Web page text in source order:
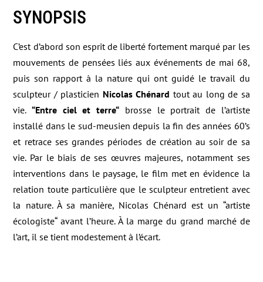
SYNOPSIS
C’est d’abord son esprit de liberté fortement marqué par les
mouvements de pensées liés aux événements de mai 68,
puis son rapport à la nature qui ont guidé le travail du
sculpteur / plasticien Nicolas Chénard tout au long de sa
vie.“Entre ciel et terre“ brosse le portrait de l’artiste
installé dans le sud-meusien depuis la fin des années 60’s
et retrace ses grandes périodes de création au soir de sa
vie. Par le biais de ses œuvres majeures, notamment ses
interventions dans le paysage, le film met en évidence la
relation toute particulière que le sculpteur entretient avec
la nature. À sa manière, Nicolas Chénard est un “artiste
écologiste“ avant l’heure. À la marge du grand marché de
l’art, il se tient modestement à l’écart.